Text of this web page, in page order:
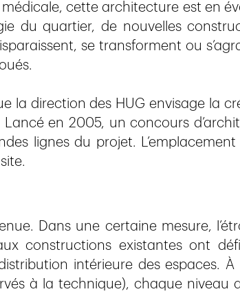
médicale, cette architecture est en
du quartier, de nouvelles
se transforment ou
la direction des HUG envisage la
en 2005, un concours
lignes du projet.
Dans une certaine mesure,
constructions existantes ont
intérieure des espaces.
à la technique), chaque niveau